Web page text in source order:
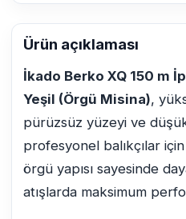
Ürün açıklaması
İkado Berko XQ 150 m
Yeşil (Örgü Misina),
pürüzsüz yüzeyi ve
profesyonel balıkçılar
örgü yapısı sayesinde
atışlarda maksimum